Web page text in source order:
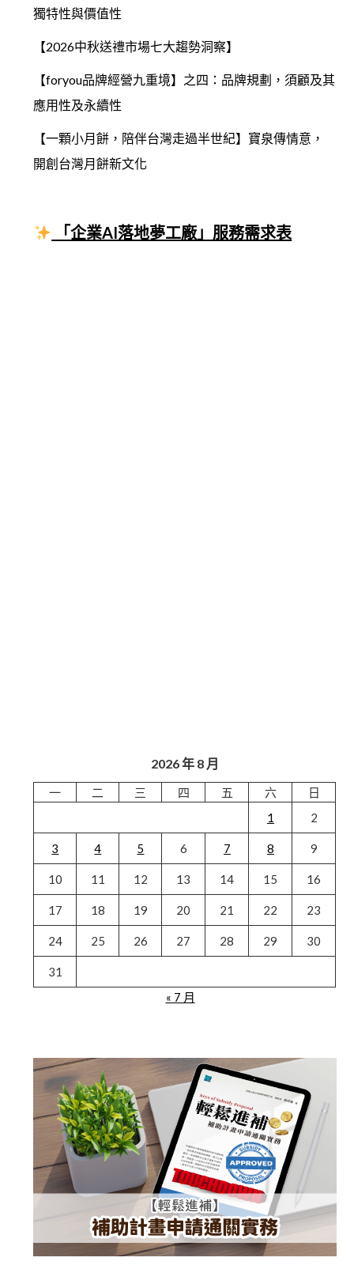
獨特性與價值性
【2026中秋送禮市場七大趨勢洞察】
【foryou品牌經營九重境】之四：品牌規劃，須顧及其
應用性及永續性
【一顆小月餅，陪伴台灣走過半世紀】寶泉傳情意，
開創台灣月餅新文化
「企業AI落地夢工廠」服務需求表
2026 年 8 月
一 二 三 四 五 六
日
1
2
3 4 5 6 7 8 9
10 11 12 13 14 15 16
17 18 19 20 21 22 23
24 25 26 27 28 29 30
31
« 7 月